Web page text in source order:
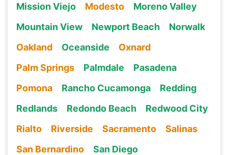
Mission Viejo
Modesto
Moreno Valley
Mountain View
Newport Beach
Norwalk
Oakland
Oceanside
Oxnard
Palm Springs
Palmdale
Pasadena
Pomona
Rancho Cucamonga
Redding
Redlands
Redondo Beach
Redwood City
Rialto
Riverside Sacramento
Salinas
San Bernardino
San Diego